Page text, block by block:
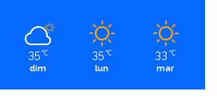
35 ℃
dim
35 ℃
lun
33 ℃
mar